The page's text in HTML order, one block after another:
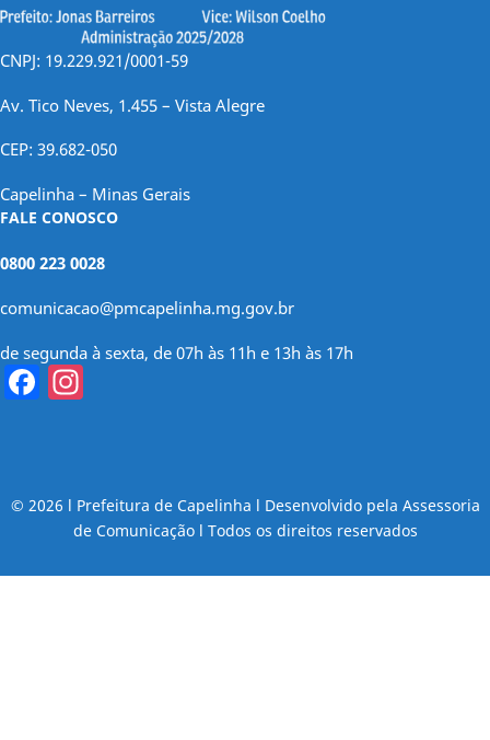
CNPJ: 19.229.921/0001-59
Av. Tico Neves, 1.455 – Vista Alegre
CEP: 39.682-050
Capelinha – Minas Gerais
FALE CONOSCO
0800 223 0028
comunicacao@pmcapelinha.mg.gov.br
de segunda à sexta, de 07h às 11h e 13h às 17h
Facebook
© 2026 l Prefeitura de Capelinha l Desenvolvido pela Assessoria
de Comunicação l Todos os direitos reservados